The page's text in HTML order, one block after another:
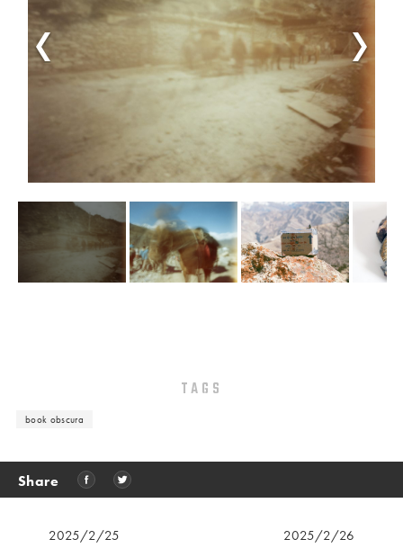
TAGS
book obscura
Share
2025/2/25
2025/2/26